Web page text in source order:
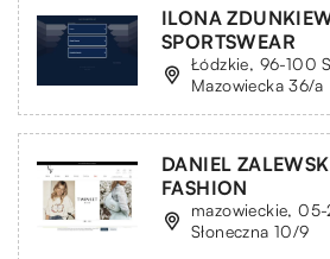
ILONA
SPORTSWEAR
Łódzkie, 96-100
Mazowiecka 36/a
DANIEL
FASHION
mazowieckie,
Słoneczna 10/9